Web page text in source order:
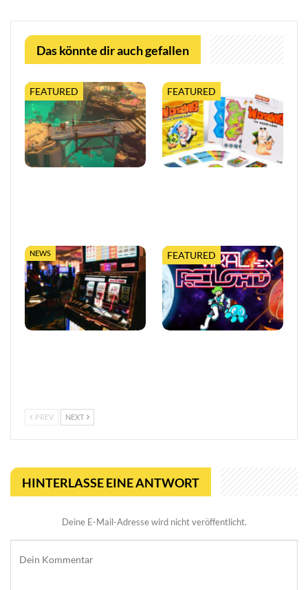
Das könnte dir auch gefallen
FEATURED FEATURED
NEWS FEATURED
PREV NEXT
HINTERLASSE EINE ANTWORT
Deine E-Mail-Adresse wird nicht veröffentlicht.